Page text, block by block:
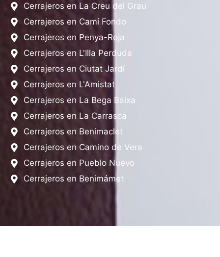
Cerrajeros en La Creu del Grau
Cerrajeros en Camí Fondo
Cerrajeros en Penya-Roja
Cerrajeros en L'Illa Perduda
Cerrajeros en Ciutat Jardí
Cerrajeros en L'Amistat
Cerrajeros en La Bega Baixa
Cerrajeros en La Carrasca
Cerrajeros en Benimaclet
Cerrajeros en Camino de Vera
Cerrajeros en Pueblo Nuevo
Cerrajeros en Benimámet